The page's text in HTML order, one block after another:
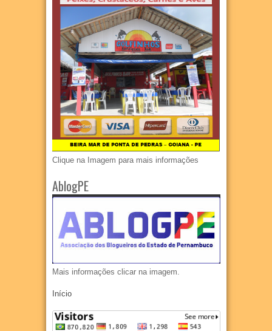
Clique na Imagem para mais informações
AblogPE
Mais informações clicar na imagem.
Início